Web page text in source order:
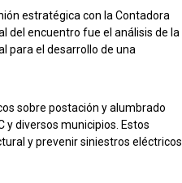
estratégica con la Contadora
del encuentro fue el análisis de la
para el desarrollo de una
sobre postación y alumbrado
y diversos municipios. Estos
y prevenir siniestros eléctricos